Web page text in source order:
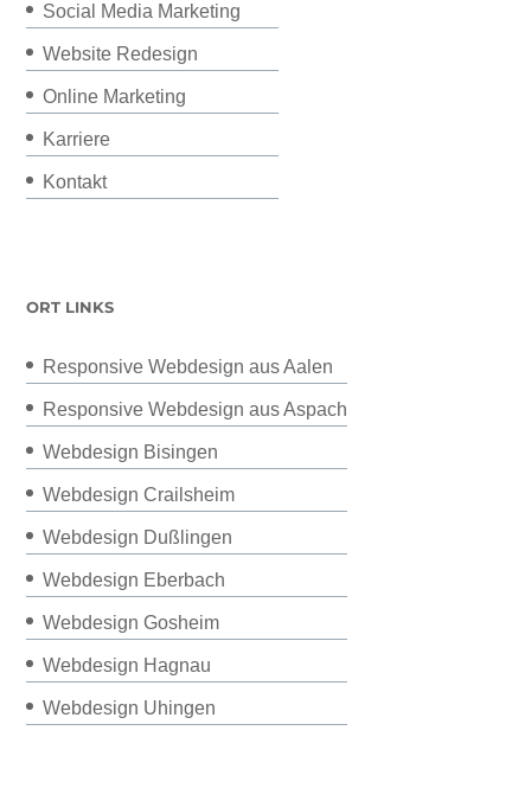
Social Media Marketing
Website Redesign
Online Marketing
Karriere
Kontakt
ORT LINKS
Responsive Webdesign aus Aalen
Responsive Webdesign aus Aspach
Webdesign Bisingen
Webdesign Crailsheim
Webdesign Dußlingen
Webdesign Eberbach
Webdesign Gosheim
Webdesign Hagnau
Webdesign Uhingen